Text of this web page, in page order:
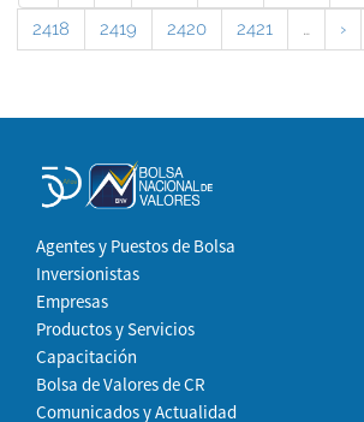
2418
2419 2420 2421 … ›
Agentes y Puestos de Bolsa
Inversionistas
Empresas
Productos y Servicios
Capacitación
Bolsa de Valores de CR
Comunicados y Actualidad